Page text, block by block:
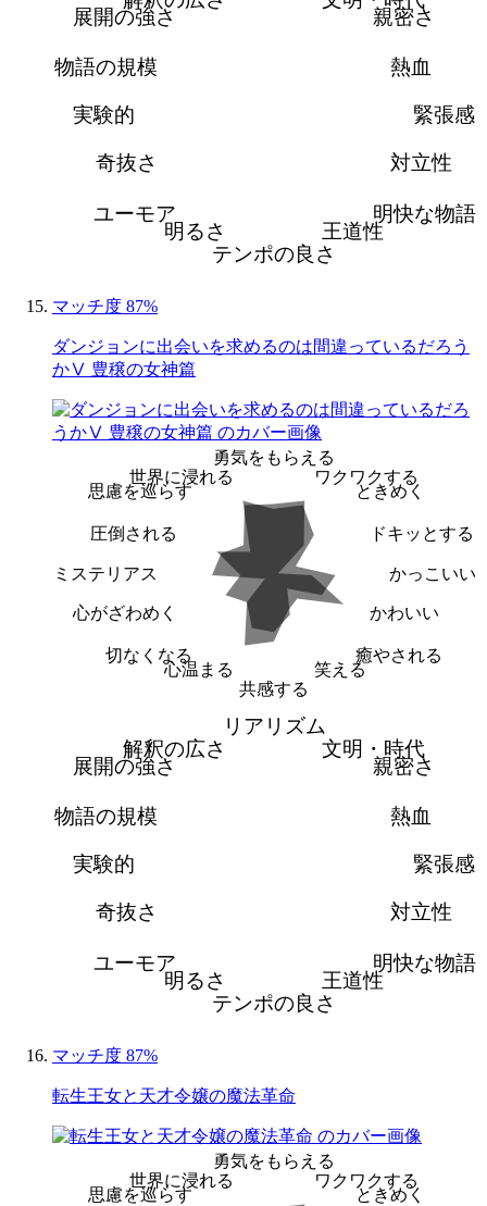
親密さ
熱血
緊張感
対立性
明快な物語
王道性
テンポの良さ
明るさ
ユーモア
奇抜さ
実験的
物語の規模
展開の強さ
マッチ度 87%
ダンジョンに出会いを求めるのは間違っているだろう
かⅤ 豊穣の女神篇
勇気をもらえる
ワクワクする
ときめく
ドキッとする
かっこいい
かわいい
癒やされる
笑える
共感する
心温まる
切なくなる
心がざわめく
ミステリアス
圧倒される
思慮を巡らす
世界に浸れる
リアリズム
文明・時代
親密さ
熱血
緊張感
対立性
明快な物語
王道性
テンポの良さ
明るさ
ユーモア
奇抜さ
実験的
物語の規模
展開の強さ
解釈の広さ
マッチ度 87%
転生王女と天才令嬢の魔法革命
勇気をもらえる
ワクワクする
ときめく
思慮を巡らす
世界に浸れる